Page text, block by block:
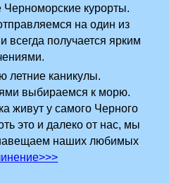
курорты.
на один из
всегда получается ярким
летние каникулы.
выбираемся к морю.
живут у самого Черного
это и далеко от нас, мы
наших любимых